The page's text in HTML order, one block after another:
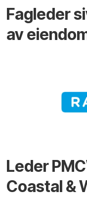
Fagleder
av
Leder
Coastal &